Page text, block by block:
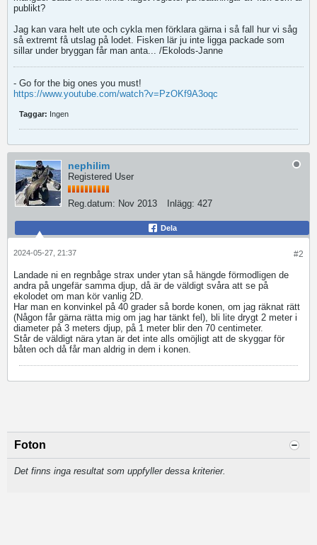
publikt?
Jag kan vara helt ute och cykla men förklara gärna i så fall hur vi såg
så extremt få utslag på lodet. Fisken lär ju inte ligga packade som
sillar under bryggan får man anta... /Ekolods-Janne​
- Go for the big ones you must!
https://www.youtube.com/watch?v=PzOKf9A3oqc
Taggar: Ingen
nephilim
Registered User
Reg.datum: Nov 2013 Inlägg: 427
Dela
#2
2024-05-27, 21:37
Landade ni en regnbåge strax under ytan så hängde förmodligen de
andra på ungefär samma djup, då är de väldigt svåra att se på
ekolodet om man kör vanlig 2D.
Har man en konvinkel på 40 grader så borde konen, om jag räknat rätt
(Någon får gärna rätta mig om jag har tänkt fel), bli lite drygt 2 meter i
diameter på 3 meters djup, på 1 meter blir den 70 centimeter.
Står de väldigt nära ytan är det inte alls omöjligt att de skyggar för
båten och då får man aldrig in dem i konen.
Foton
Det finns inga resultat som uppfyller dessa kriterier.